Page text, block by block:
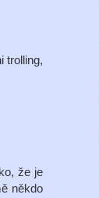
trolling,
že je
někdo